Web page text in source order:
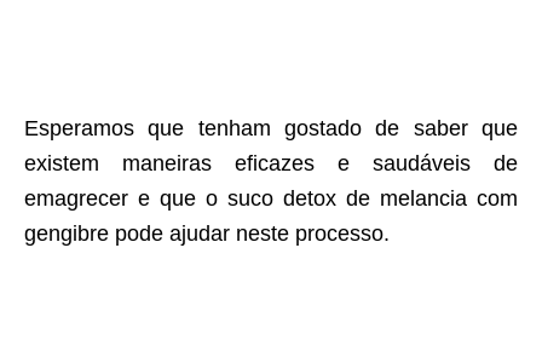
Esperamos que tenham gostado de saber que
existem maneiras eficazes e saudáveis de
emagrecer e que o suco detox de melancia com
gengibre pode ajudar neste processo.